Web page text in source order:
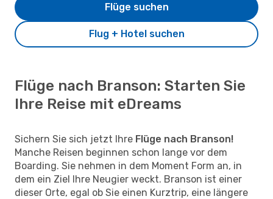
Flug + Hotel suchen
Flüge suchen
Flüge nach Branson: Starten Sie
Ihre Reise mit eDreams
Sichern Sie sich jetzt Ihre Flüge nach Branson!
Manche Reisen beginnen schon lange vor dem
Boarding. Sie nehmen in dem Moment Form an, in
dem ein Ziel Ihre Neugier weckt. Branson ist einer
dieser Orte, egal ob Sie einen Kurztrip, eine längere